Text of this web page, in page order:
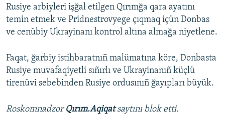
Rusiye arbiyleri işğal etilgen Qırımğa qara ayatını
temin etmek ve Pridnestrovyege çıqmaq içün Donbas
ve cenübiy Ukrayinanı kontrol altına almağa niyetlene.
Faqat, ğarbiy istihbaratnıñ malümatına köre, Donbasta
Rusiye muvafaqiyetli sıñırlı ve Ukrayinanıñ küçlü
tirenüvi sebebinden Rusiye ordusınıñ ğayıpları büyük.
Roskomnadzor Qırım.Aqiqatsaytını blok etti.